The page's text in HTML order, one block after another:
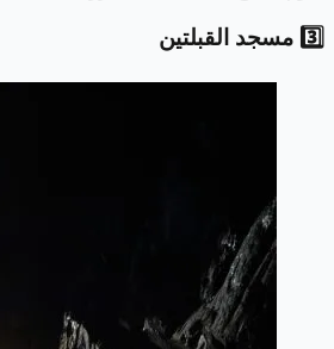
3️⃣ مسجد القبلتين